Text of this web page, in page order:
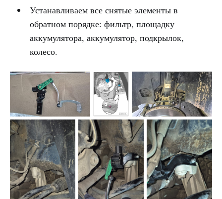
Устанавливаем все снятые элементы в
обратном порядке: фильтр, площадку
аккумулятора, аккумулятор, подкрылок,
колесо.